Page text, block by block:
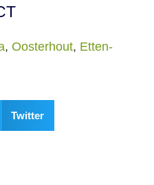
, Oosterhout, Etten-
Twitter